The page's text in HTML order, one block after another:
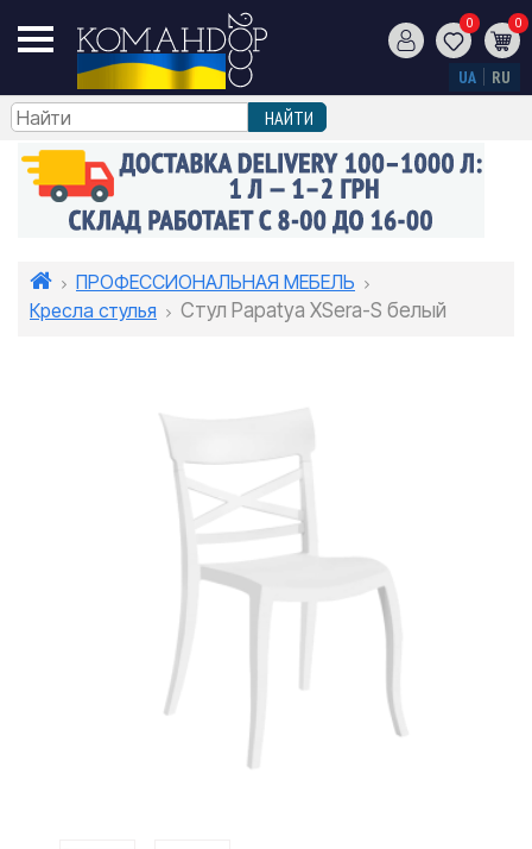
0 0
UA RU
ПРОФЕССИОНАЛЬНАЯ МЕБЕЛЬ
Кресла стулья
Стул Papatya XSera-S белый